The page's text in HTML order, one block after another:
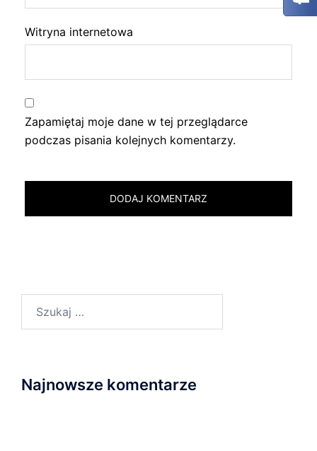
Witryna internetowa
Zapamiętaj moje dane w tej przeglądarce
podczas pisania kolejnych komentarzy.
Najnowsze komentarze